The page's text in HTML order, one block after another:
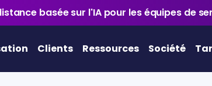
basée sur l'IA pour les équipes de
Clients Ressources Société